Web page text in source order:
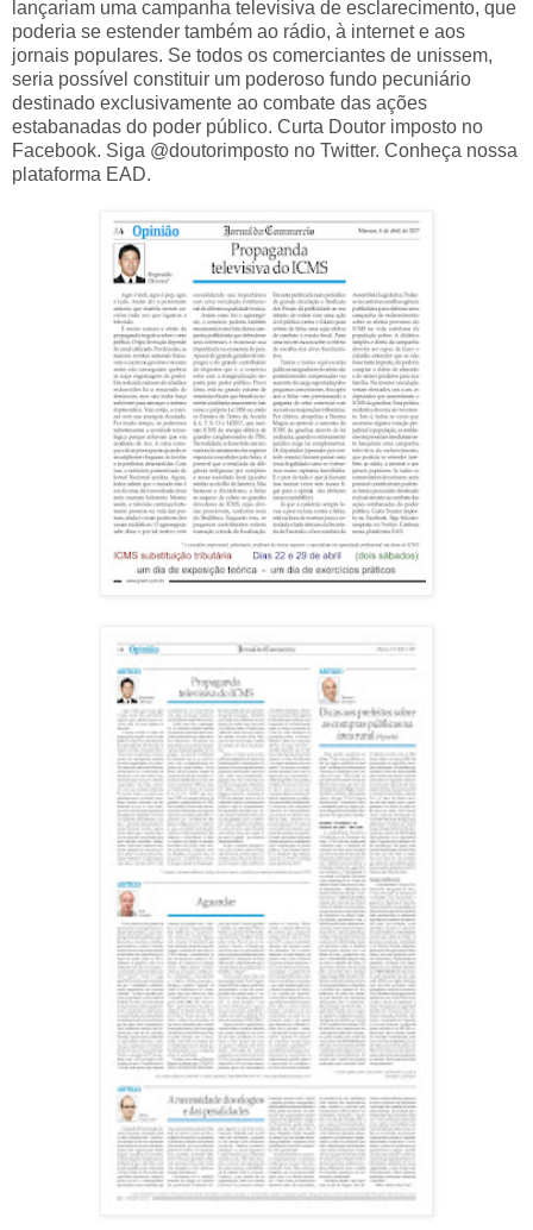
lançariam uma campanha televisiva de esclarecimento, que
poderia se estender também ao rádio, à internet e aos
jornais populares. Se todos os comerciantes de unissem,
seria possível constituir um poderoso fundo pecuniário
destinado exclusivamente ao combate das ações
estabanadas do poder público. Curta Doutor imposto no
Facebook. Siga @doutorimposto no Twitter. Conheça nossa
plataforma EAD.